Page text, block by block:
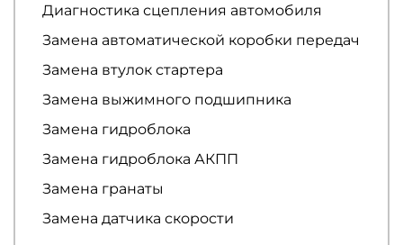
Диагностика сцепления автомобиля
Замена автоматической коробки передач
Замена втулок стартера
Замена выжимного подшипника
Замена гидроблока
Замена гидроблока АКПП
Замена гранаты
Замена датчика скорости